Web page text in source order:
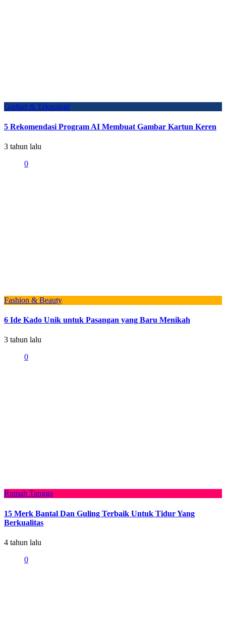
Gadget & Teknologi
5 Rekomendasi Program AI Membuat Gambar Kartun Keren
3 tahun lalu
0
Fashion & Beauty
6 Ide Kado Unik untuk Pasangan yang Baru Menikah
3 tahun lalu
0
Rumah Tangga
15 Merk Bantal Dan Guling Terbaik Untuk Tidur Yang
Berkualitas
4 tahun lalu
0